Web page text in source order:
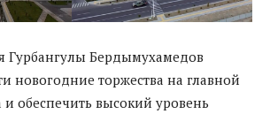
Гурбангулы Бердымухамедов
новогодние торжества на главной
обеспечить высокий уровень